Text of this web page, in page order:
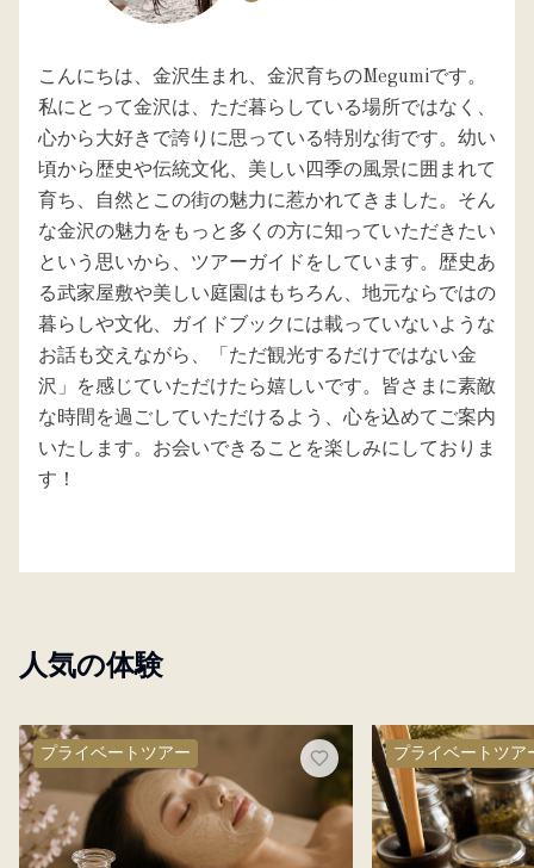
こんにちは、金沢生まれ、金沢育ちのMegumiです。
私にとって金沢は、ただ暮らしている場所ではなく、
心から大好きで誇りに思っている特別な街です。幼い
頃から歴史や伝統文化、美しい四季の風景に囲まれて
育ち、自然とこの街の魅力に惹かれてきました。そん
な金沢の魅力をもっと多くの方に知っていただきたい
という思いから、ツアーガイドをしています。歴史あ
る武家屋敷や美しい庭園はもちろん、地元ならではの
暮らしや文化、ガイドブックには載っていないような
お話も交えながら、「ただ観光するだけではない金
沢」を感じていただけたら嬉しいです。皆さまに素敵
な時間を過ごしていただけるよう、心を込めてご案内
いたします。お会いできることを楽しみにしておりま
す！
人気の体験
プライベートツアー プライベートツア